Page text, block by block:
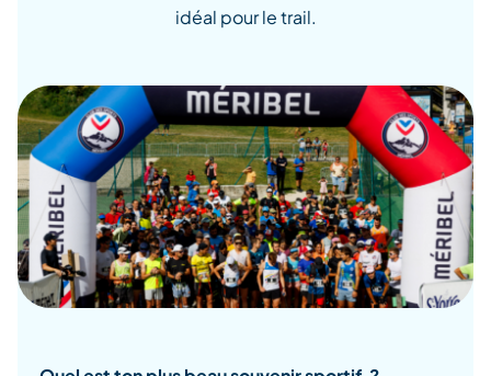
idéal pour le trail.